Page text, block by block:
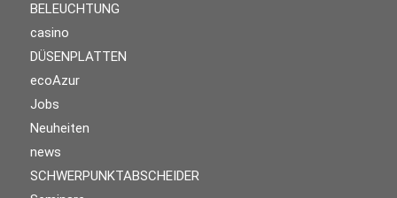
BELEUCHTUNG
casino
DÜSENPLATTEN
ecoAzur
Jobs
Neuheiten
news
SCHWERPUNKTABSCHEIDER